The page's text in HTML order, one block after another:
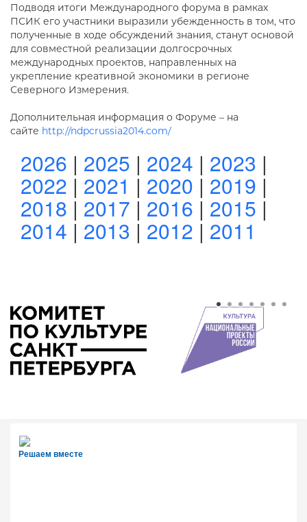
Подводя итоги Международного форума в рамках
ПСИК его участники выразили убежденность в том, что
полученные в ходе обсуждений знания, станут основой
для совместной реализации долгосрочных
международных проектов, направленных на
укрепление креативной экономики в регионе
Северного Измерения.
Дополнительная информация о Форуме – на
сайте http://ndpcrussia2014.com/
2026 | 2025 | 2024 | 2023 |
2022 | 2021 | 2020 | 2019 |
2018 | 2017 | 2016 | 2015 |
2014 | 2013 | 2012 | 2011
Решаем вместе